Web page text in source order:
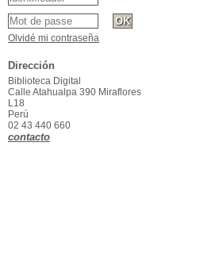
Olvidé mi contraseña
Dirección
Biblioteca Digital
Calle Atahualpa 390 Miraflores
L18
Perú
02 43 440 660
contacto